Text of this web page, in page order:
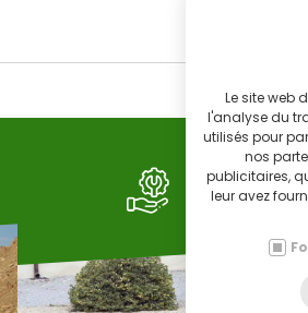
Le site web
l'analyse du
utilisés pour
nos
publicitaires,
leur avez